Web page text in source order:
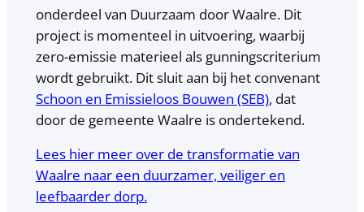
onderdeel van Duurzaam door Waalre. Dit
project is momenteel in uitvoering, waarbij
zero-emissie materieel als gunningscriterium
wordt gebruikt. Dit sluit aan bij het convenant
Schoon en Emissieloos Bouwen (SEB), dat
door de gemeente Waalre is ondertekend.
Lees hier meer over de transformatie van
Waalre naar een duurzamer, veiliger en
leefbaarder dorp.